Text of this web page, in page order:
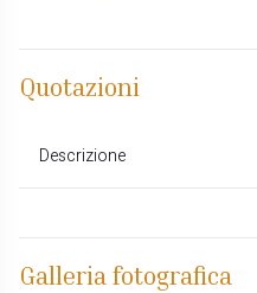
Quotazioni
Descrizione
Galleria fotografica